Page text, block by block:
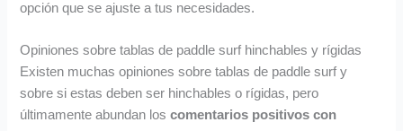
opción que se ajuste a tus necesidades.
Opiniones sobre tablas de paddle surf hinchables y rígidas
Existen muchas opiniones sobre tablas de paddle surf y
sobre si estas deben ser hinchables o rígidas, pero
últimamente abundan loscomentarios positivos con